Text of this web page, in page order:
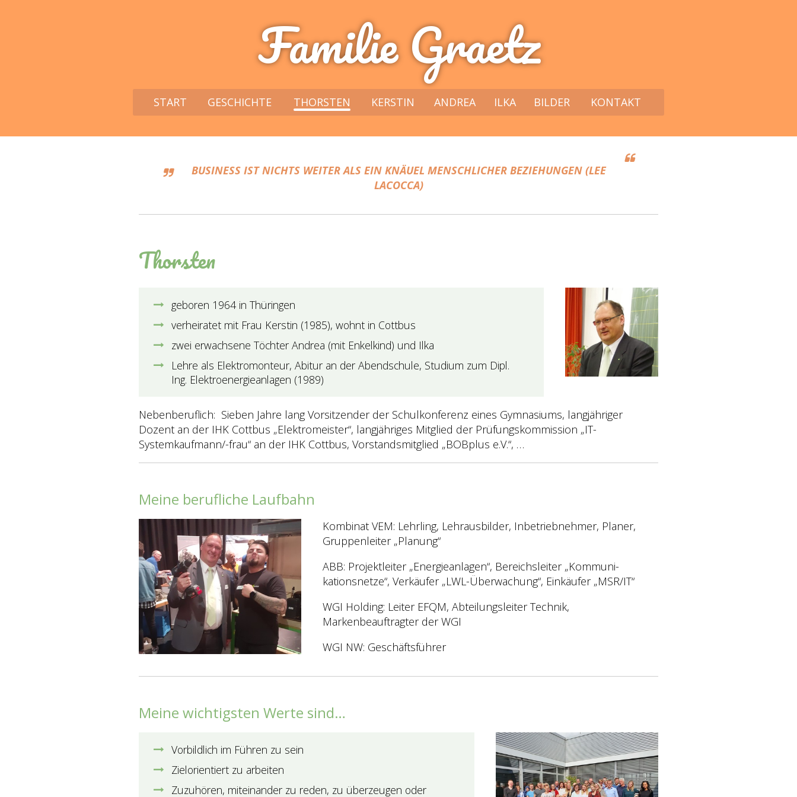
Familie Graetz
START GESCHICHTE THORSTEN KERSTIN ANDREA ILKA BILDER KONTAKT
BUSINESS IST NICHTS WEITER ALS EIN KNÄUEL MENSCHLICHER BEZIEHUNGEN (LEE
LACOCCA)
Thorsten
geboren 1964 in Thüringen
verheiratet mit Frau Kerstin (1985), wohnt in Cottbus
zwei erwachsene Töchter Andrea (mit Enkelkind) und Ilka
Lehre als Elektromonteur, Abitur an der Abendschule, Studium zum Dipl.
Ing. Elektroenergieanlagen (1989)
Nebenberuflich: Sieben Jahre lang Vorsitzender der Schulkonferenz eines Gymnasiums, langjähriger
Dozent an der IHK Cottbus „Elektromeister“, langjähriges Mitglied der Prüfungskommission „IT-
Systemkaufmann/-frau“ an der IHK Cottbus, Vorstandsmitglied „BOBplus e.V.“, …
Meine berufliche Laufbahn
Kombinat VEM: Lehrling, Lehrausbilder, Inbetriebnehmer, Planer,
Gruppenleiter „Planung“
ABB: Projektleiter „Energieanlagen“, Bereichsleiter „Kommuni-
kationsnetze“, Verkäufer „LWL-Überwachung“, Einkäufer „MSR/IT“
WGI Holding: Leiter EFQM, Abteilungsleiter Technik,
Markenbeauftragter der WGI
WGI NW: Geschäftsführer
Meine wichtigsten Werte sind…
Vorbildlich im Führen zu sein
Zielorientiert zu arbeiten
Zuzuhören, miteinander zu reden, zu überzeugen oder